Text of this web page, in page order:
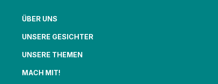
ÜBER UNS
UNSERE GESICHTER
UNSERE THEMEN
MACH MIT!